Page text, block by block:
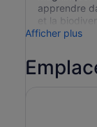
apprendre
et la
Afficher plus